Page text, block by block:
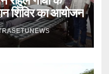
शिविर का आयोजन